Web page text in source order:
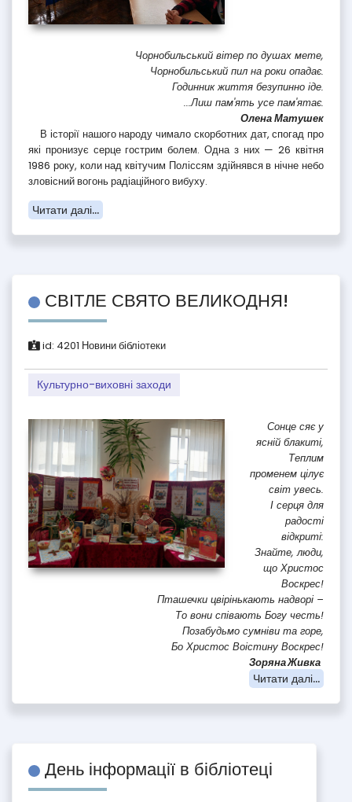
Чорнобильський вітер по душах мете,
Чорнобильський пил на роки опадає.
Годинник життя безупинно іде.
...Лиш пам'ять усе пам'ятає.
Олена Матушек
В історії нашого народу чимало скорботних дат, спогад про
які пронизує серце гострим болем. Одна з них — 26 квітня
1986 року, коли над квітучим Поліссям здійнявся в нічне небо
зловісний вогонь радіаційного вибуху.
Читати далі...
СВІТЛЕ СВЯТО ВЕЛИКОДНЯ!
id: 4201 Новини бібліотеки
Культурно-виховні заходи
Сонце сяє у
ясній блакиті,
Теплим
променем цілує
світ увесь.
І серця для
радості
відкриті:
Знайте, люди,
що Христос
Воскрес!
Пташечки цвірінькають надворі –
То вони співають Богу честь!
Позабудьмо сумніви та горе,
Бо Христос Воістину Воскрес!
Зоряна Живка
Читати далі...
День інформації в бібліотеці